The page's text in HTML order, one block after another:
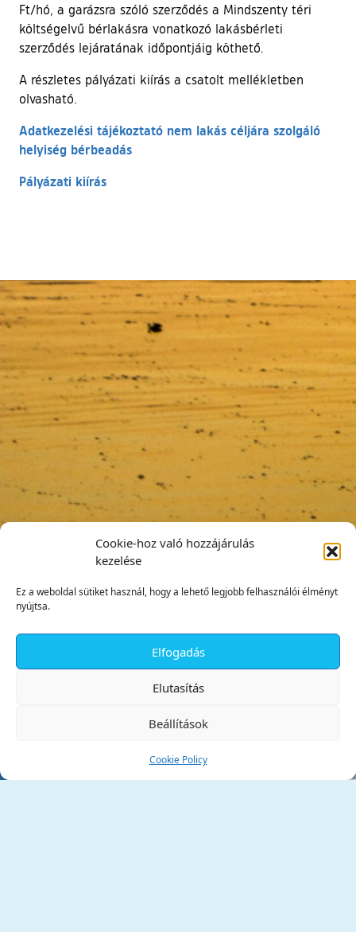
Cookie-hoz való hozzájárulás
kezelése
Ez a weboldal sütiket használ, hogy a lehető legjobb felhasználói élményt
nyújtsa.
Elfogadás
Elutasítás
Beállítások
Cookie Policy
Ft/hó, a garázsra szóló szerződés a Mindszenty téri
költségelvű bérlakásra vonatkozó lakásbérleti
szerződés lejáratának időpontjáig köthető.
A részletes pályázati kiírás a csatolt mellékletben
olvasható.
Adatkezelési tájékoztató nem lakás céljára szolgáló
helyiség bérbeadás
Pályázati kiírás
Tata Város Önkormányzata
✕